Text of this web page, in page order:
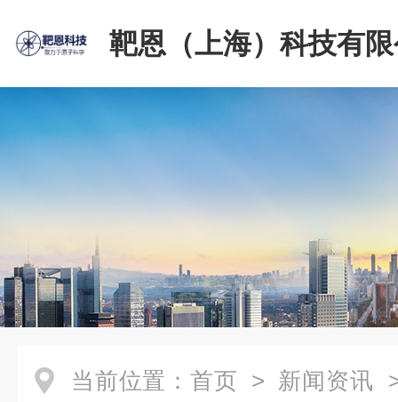
靶恩（上海）科技有
当前位置： 首页 > 新闻资讯